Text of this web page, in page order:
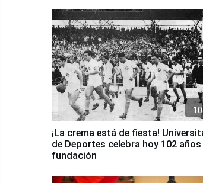
10
¡La crema está de fiesta!
de Deportes celebra hoy 102 años
fundación